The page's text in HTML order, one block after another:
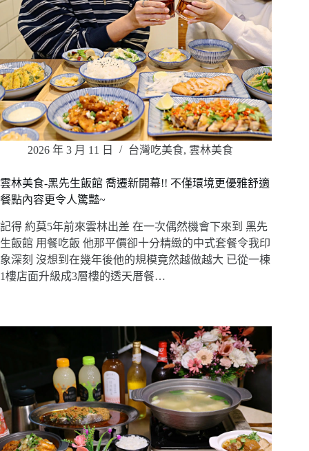
2026 年 3 月 11 日 台灣吃美食, 雲林美食
雲林美食-黑先生飯館 喬遷新開幕!! 不僅環境更優雅舒適
餐點內容更令人驚豔~
記得 約莫5年前來雲林出差 在一次偶然機會下來到 黑先
生飯館 用餐吃飯 他那平價卻十分精緻的中式套餐令我印
象深刻 沒想到在幾年後他的規模竟然越做越大 已從一棟
1樓店面升級成3層樓的透天厝餐…